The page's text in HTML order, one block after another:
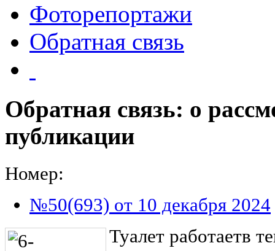
Фоторепортажи
Обратная связь
Обратная связь: о
публикации
Номер:
№50(693) от 10 декабря 2024
Туалет работаетв